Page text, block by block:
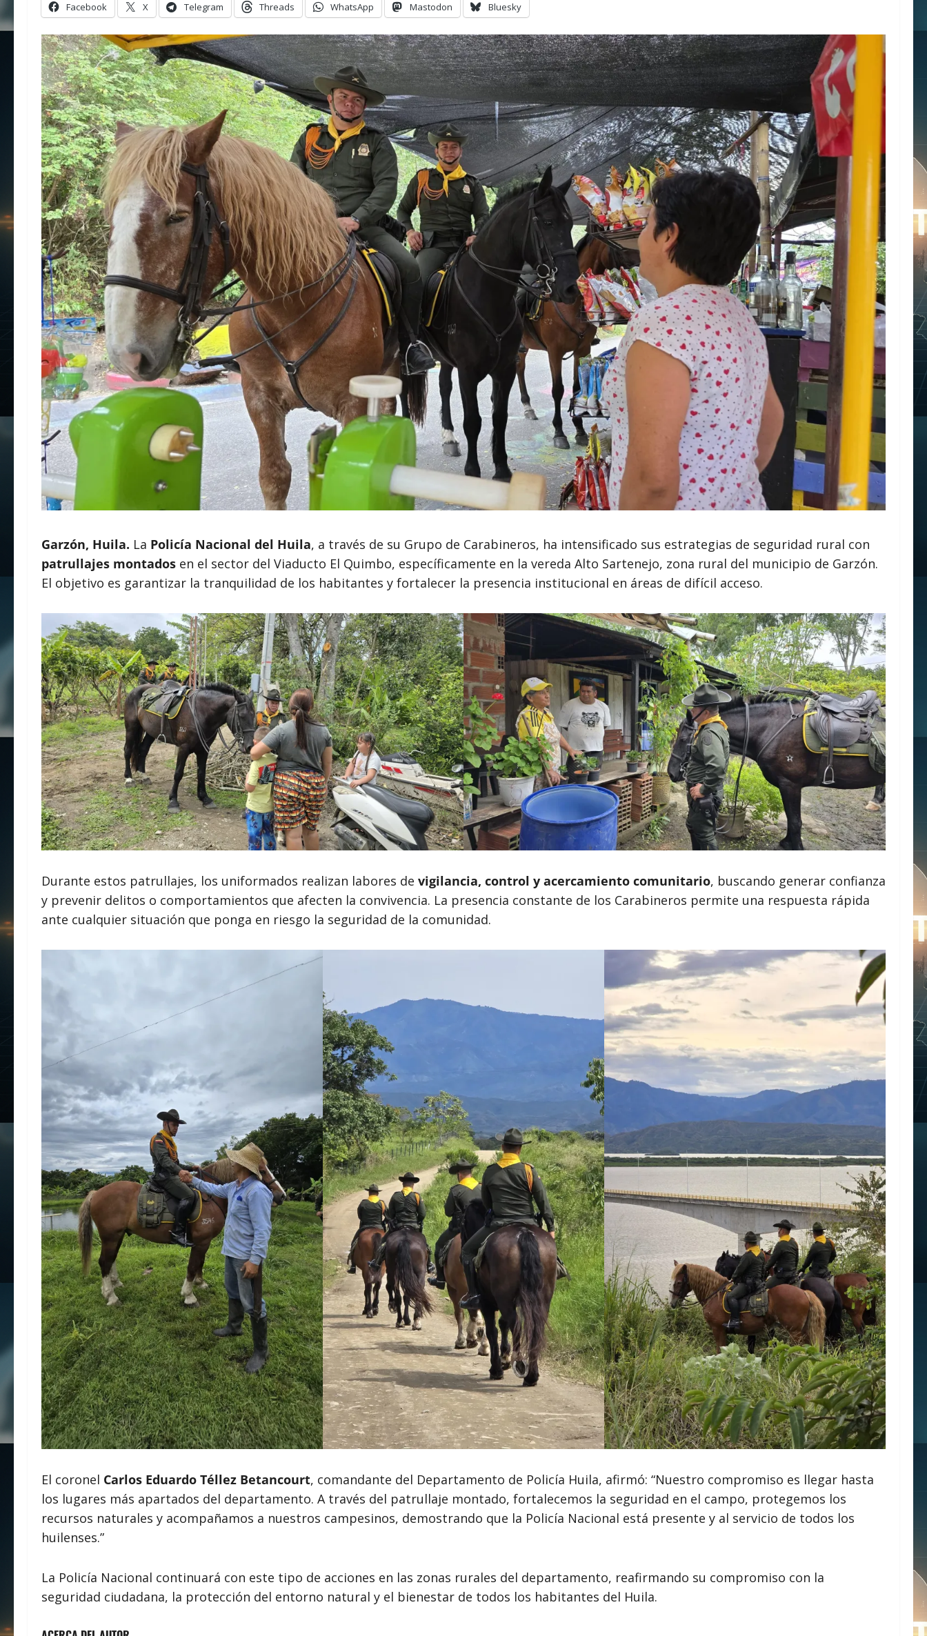
Facebook X Telegram Threads WhatsApp Mastodon Bluesky
Garzón, Huila. La Policía Nacional del Huila, a través de su Grupo de Carabineros, ha intensificado sus estrategias de seguridad rural con
patrullajes montados en el sector del Viaducto El Quimbo, específicamente en la vereda Alto Sartenejo, zona rural del municipio de Garzón.
El objetivo es garantizar la tranquilidad de los habitantes y fortalecer la presencia institucional en áreas de difícil acceso.
Durante estos patrullajes, los uniformados realizan labores de vigilancia, control y acercamiento comunitario, buscando generar confianza
y prevenir delitos o comportamientos que afecten la convivencia. La presencia constante de los Carabineros permite una respuesta rápida
ante cualquier situación que ponga en riesgo la seguridad de la comunidad.
El coronel Carlos Eduardo Téllez Betancourt, comandante del Departamento de Policía Huila, afirmó: “Nuestro compromiso es llegar hasta
los lugares más apartados del departamento. A través del patrullaje montado, fortalecemos la seguridad en el campo, protegemos los
recursos naturales y acompañamos a nuestros campesinos, demostrando que la Policía Nacional está presente y al servicio de todos los
huilenses.”
La Policía Nacional continuará con este tipo de acciones en las zonas rurales del departamento, reafirmando su compromiso con la
seguridad ciudadana, la protección del entorno natural y el bienestar de todos los habitantes del Huila.